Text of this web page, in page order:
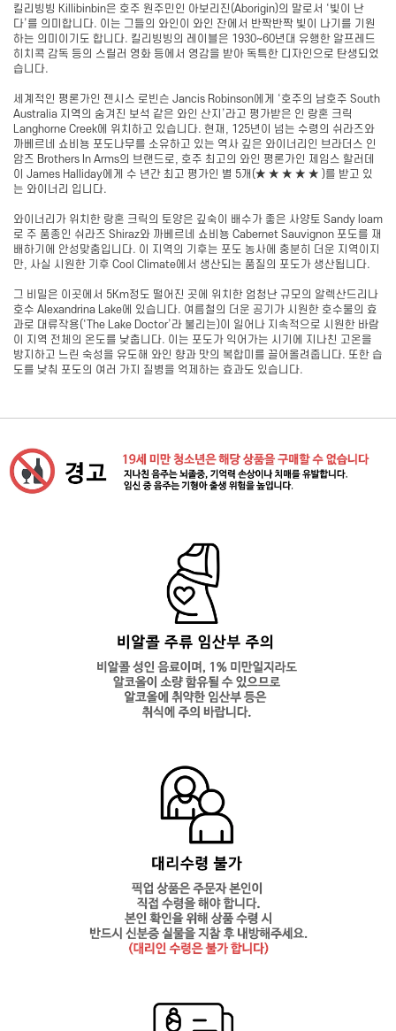
킬리빙빙 Killibinbin은 호주 원주민인 아보리진(Aborigin)의 말로서 ‘빛이 난
다’를 의미합니다. 이는 그들의 와인이 와인 잔에서 반짝반짝 빛이 나기를 기원
하는 의미이기도 합니다. 킬리빙빙의 레이블은 1930~60년대 유행한 알프레드
히치콕 감독 등의 스릴러 영화 등에서 영감을 받아 독특한 디자인으로 탄생되었
습니다.
세계적인 평론가인 젠시스 로빈슨 Jancis Robinson에게 ‘호주의 남호주 South
Australia 지역의 숨겨진 보석 같은 와인 산지’라고 평가받은 인 랑혼 크릭
Langhorne Creek에 위치하고 있습니다. 현재, 125년이 넘는 수령의 쉬라즈와
까베르네 쇼비뇽 포도나무를 소유하고 있는 역사 깊은 와이너리인 브라더스 인
암즈 Brothers In Arms의 브랜드로, 호주 최고의 와인 평론가인 제임스 할러데
이 James Halliday에게 수 년간 최고 평가인 별 5개(★ ★ ★ ★ ★ )를 받고 있
는 와이너리 입니다.
와이너리가 위치한 랑혼 크릭의 토양은 깊숙이 배수가 좋은 사양토 Sandy loam
로 주 품종인 쉬라즈 Shiraz와 까베르네 쇼비뇽 Cabernet Sauvignon 포도를 재
배하기에 안성맞춤입니다. 이 지역의 기후는 포도 농사에 충분히 더운 지역이지
만, 사실 시원한 기후 Cool Climate에서 생산되는 품질의 포도가 생산됩니다.
그 비밀은 이곳에서 5Km정도 떨어진 곳에 위치한 엄청난 규모의 알렉산드리나
호수 Alexandrina Lake에 있습니다. 여름철의 더운 공기가 시원한 호수물의 효
과로 대류작용(‘The Lake Doctor’라 불리는)이 일어나 지속적으로 시원한 바람
이 지역 전체의 온도를 낮춥니다. 이는 포도가 익어가는 시기에 지나친 고온을
방지하고 느린 숙성을 유도해 와인 향과 맛의 복합미를 끌어올려줍니다. 또한 습
도를 낮춰 포도의 여러 가지 질병을 억제하는 효과도 있습니다.